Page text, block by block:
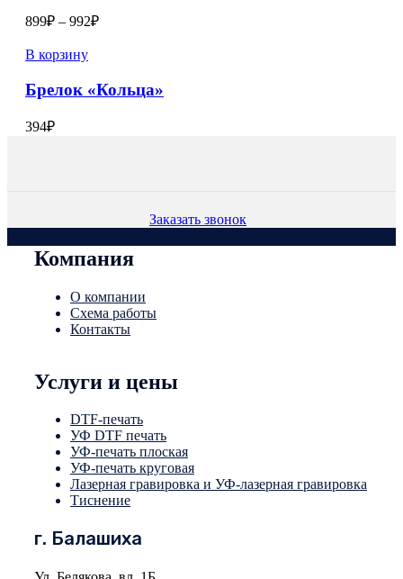
899₽ – 992₽
В корзину
Брелок «Кольца»
394₽
Заказать звонок
Компания
О компании
Схема работы
Контакты
Услуги и цены
DTF-печать
УФ DTF печать
УФ-печать плоская
УФ-печать круговая
Лазерная гравировка и УФ-лазерная гравировка
Тиснение
г. Балашиха